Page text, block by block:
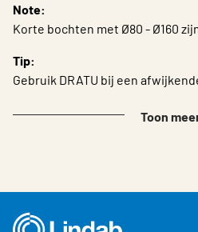
Note:
Korte bochten met Ø80 - Ø160
Tip:
Gebruik DRATU bij een
Toon